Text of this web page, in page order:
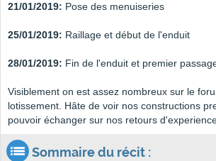
21/01/2019: Pose des menuiseries
25/01/2019: Raillage et début de l'enduit
28/01/2019: Fin de l'enduit et premier
Visiblement on est assez nombreux sur le
lotissement. Hâte de voir nos constructions
pouvoir échanger sur nos retours
Sommaire du récit :